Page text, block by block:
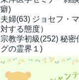
癖)
夫婦(63) ジョセフ・
対する態度）
宗教学初級(252) 秘密
グの霊界１)